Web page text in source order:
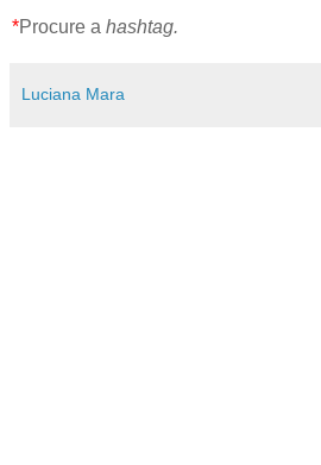
*Procure a hashtag.
Luciana Mara